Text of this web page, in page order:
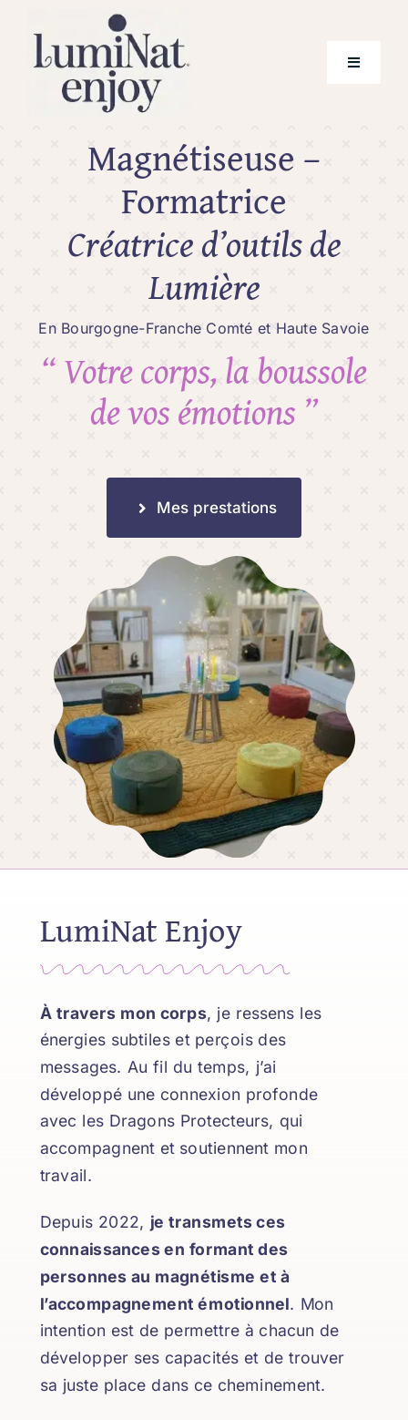
content
Toggle
Prestations
Qui suis-je ?
Magnétiseuse–
Formatrice
Créatrice d’outils de
Lumière
En Bourgogne-Franche Comté et Haute Savoie
“ Votre corps, la boussole
de vos émotions ”
Mes prestations
LumiNat Enjoy
À travers mon corps, je ressens les
énergies subtiles et perçois des
messages. Au fil du temps, j’ai
développé une connexion profonde
avec les Dragons Protecteurs, qui
accompagnent et soutiennent mon
travail.
Depuis 2022, je transmets ces
connaissances en formant des
personnes au magnétisme et à
l’accompagnement émotionnel. Mon
intention est de permettre à chacun de
développer ses capacités et de trouver
sa juste place dans ce cheminement.